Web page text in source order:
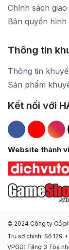
Chính sách giao
Bản quyền hình
Thông tin
Thông tin
Sản phẩm
Kết nối với
HacomHacom
Website thành
© 2024 Công ty Cổ
Trụ sở chính: Số 129
VPGD: Tầng 3 Tòa